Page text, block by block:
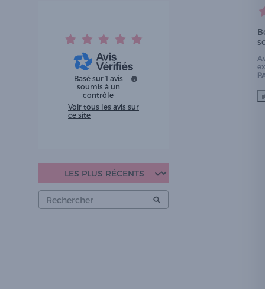
Basé sur 1 avis
soumis à un
contrôle
Voir tous les avis sur
ce site